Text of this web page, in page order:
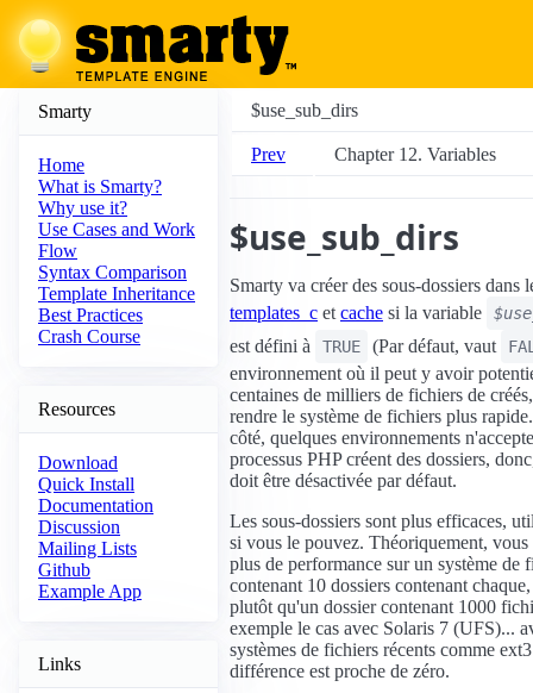
Smarty
Home
What is Smarty?
Why use it?
Use Cases and Work
Flow
Syntax Comparison
Template Inheritance
Best Practices
Crash Course
Resources
Download
Quick Install
Documentation
Discussion
Mailing Lists
Github
Example App
Links
$use_sub_dirs
Prev Chapter 12. Variables
$use_sub_dirs
Smarty va créer des sous-dossiers dans
templates_c et cache si la variable
est défini à TRUE (Par défaut, vaut
environnement où il peut y avoir
centaines de milliers de fichiers de
rendre le système de fichiers plus
côté, quelques environnements
processus PHP créent des dossiers,
doit être désactivée par défaut.
Les sous-dossiers sont plus efficaces,
si vous le pouvez. Théoriquement, vous
plus de performance sur un système de
contenant 10 dossiers contenant
plutôt qu'un dossier contenant 1000
exemple le cas avec Solaris 7 (UFS)...
systèmes de fichiers récents comme
différence est proche de zéro.